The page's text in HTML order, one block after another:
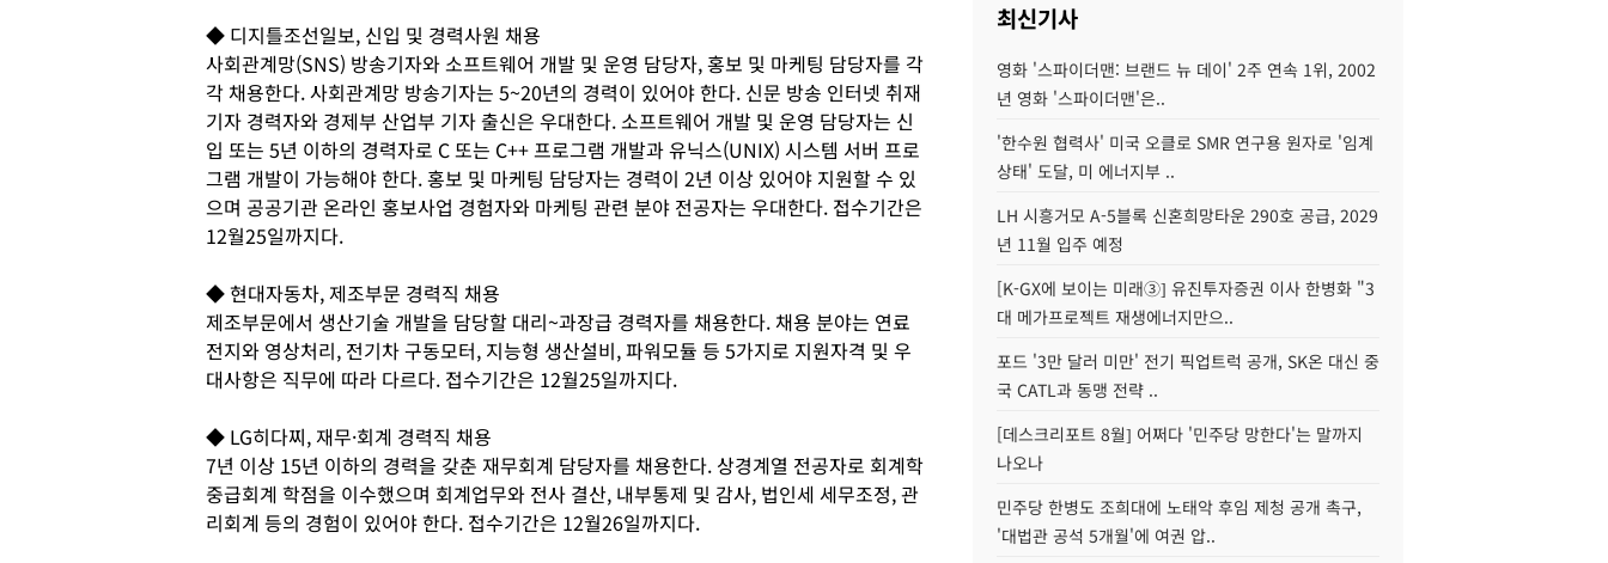
◆ 디지틀조선일보, 신입 및 경력사원 채용
사회관계망(SNS) 방송기자와 소프트웨어 개발 및 운영 담당자, 홍보 및 마케팅 담당자를 각
각 채용한다. 사회관계망 방송기자는 5~20년의 경력이 있어야 한다. 신문 방송 인터넷 취재
기자 경력자와 경제부 산업부 기자 출신은 우대한다. 소프트웨어 개발 및 운영 담당자는 신
입 또는 5년 이하의 경력자로 C 또는 C++ 프로그램 개발과 유닉스(UNIX) 시스템 서버 프로
그램 개발이 가능해야 한다. 홍보 및 마케팅 담당자는 경력이 2년 이상 있어야 지원할 수 있
으며 공공기관 온라인 홍보사업 경험자와 마케팅 관련 분야 전공자는 우대한다. 접수기간은
12월25일까지다.
◆ 현대자동차, 제조부문 경력직 채용
제조부문에서 생산기술 개발을 담당할 대리~과장급 경력자를 채용한다. 채용 분야는 연료
전지와 영상처리, 전기차 구동모터, 지능형 생산설비, 파워모듈 등 5가지로 지원자격 및 우
대사항은 직무에 따라 다르다. 접수기간은 12월25일까지다.
◆ LG히다찌, 재무·회계 경력직 채용
7년 이상 15년 이하의 경력을 갖춘 재무회계 담당자를 채용한다. 상경계열 전공자로 회계학
중급회계 학점을 이수했으며 회계업무와 전사 결산, 내부통제 및 감사, 법인세 세무조정, 관
리회계 등의 경험이 있어야 한다. 접수기간은 12월26일까지다.
최신기사
영화 '스파이더맨: 브랜드 뉴 데이' 2주 연속 1위, 2002
년 영화 '스파이더맨'은..
'한수원 협력사' 미국 오클로 SMR 연구용 원자로 '임계
상태' 도달, 미 에너지부 ..
LH 시흥거모 A-5블록 신혼희망타운 290호 공급, 2029
년 11월 입주 예정
[K-GX에 보이는 미래③] 유진투자증권 이사 한병화 "3
대 메가프로젝트 재생에너지만으..
포드 '3만 달러 미만' 전기 픽업트럭 공개, SK온 대신 중
국 CATL과 동맹 전략 ..
[데스크리포트 8월] 어쩌다 '민주당 망한다'는 말까지
나오나
민주당 한병도 조희대에 노태악 후임 제청 공개 촉구,
'대법관 공석 5개월'에 여권 압..